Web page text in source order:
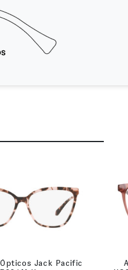
Jack Pacific